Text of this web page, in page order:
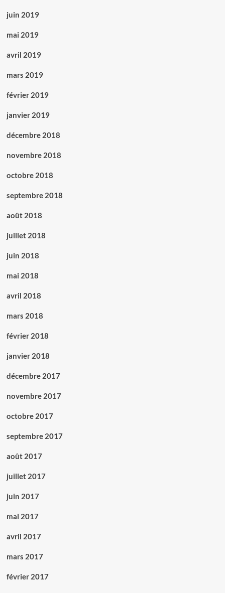
juin 2019
mai 2019
avril 2019
mars 2019
février 2019
janvier 2019
décembre 2018
novembre 2018
octobre 2018
septembre 2018
août 2018
juillet 2018
juin 2018
mai 2018
avril 2018
mars 2018
février 2018
janvier 2018
décembre 2017
novembre 2017
octobre 2017
septembre 2017
août 2017
juillet 2017
juin 2017
mai 2017
avril 2017
mars 2017
février 2017